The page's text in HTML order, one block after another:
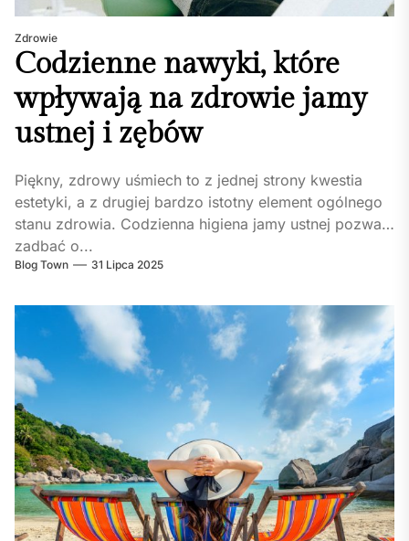
Zdrowie
Codzienne nawyki, które
wpływają na zdrowie jamy
ustnej i zębów
Piękny, zdrowy uśmiech to z jednej strony kwestia
estetyki, a z drugiej bardzo istotny element ogólnego
stanu zdrowia. Codzienna higiena jamy ustnej pozwala
zadbać o...
Blog Town 31 Lipca 2025